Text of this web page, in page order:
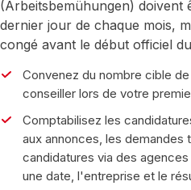
(Arbeitsbemühungen) doivent
dernier jour de chaque mois,
congé avant le début officiel
Convenez du nombre cible
conseiller lors de votre
Comptabilisez les
aux annonces, les demandes
candidatures via des
une date, l'entreprise et le